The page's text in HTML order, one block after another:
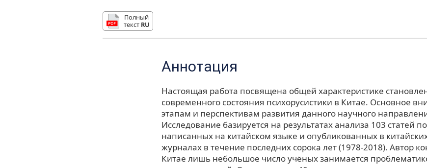
Полный
текст RU
Аннотация
Настоящая работа посвящена общей характеристике
современного состояния психорусистики в Китае. Основное
этапам и перспективам развития данного научного
Исследование базируется на результатах анализа 103 статей
написанных на китайском языке и опубликованных в
журналах в течение последних сорока лет (1978-2018). Автор
Китае лишь небольшое число учёных занимается